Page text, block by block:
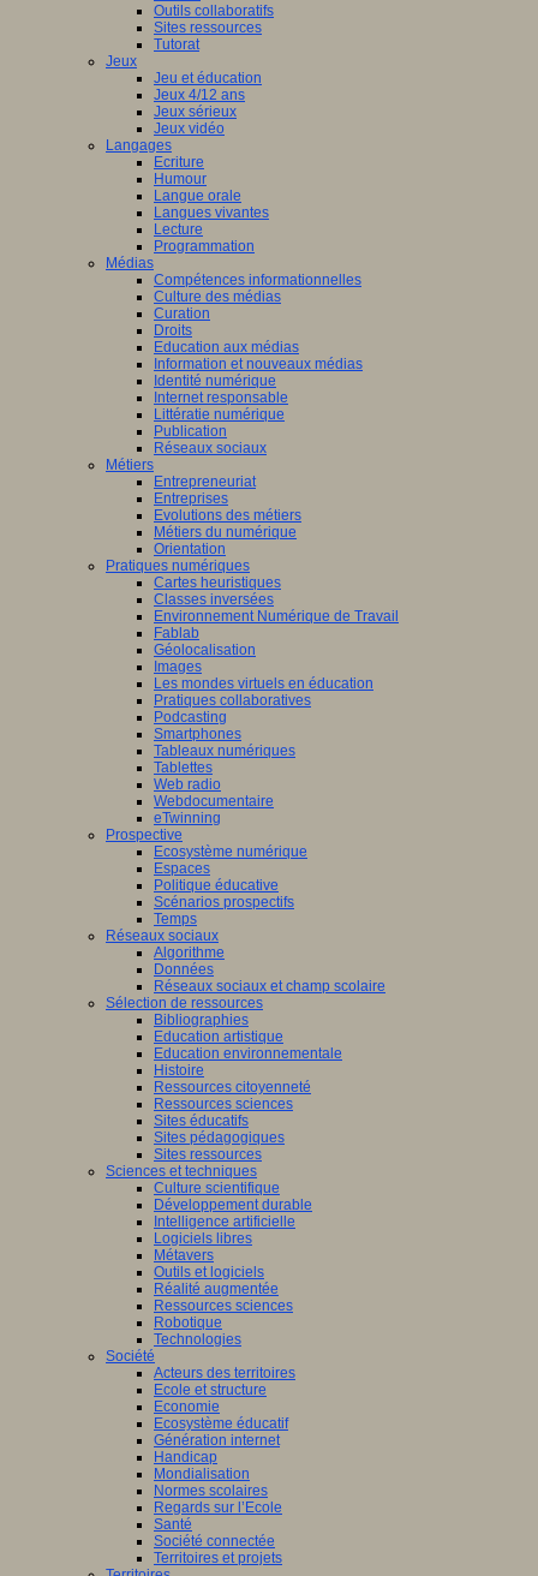
Outils collaboratifs
Sites ressources
Tutorat
Jeux
Jeu et éducation
Jeux 4/12 ans
Jeux sérieux
Jeux vidéo
Langages
Ecriture
Humour
Langue orale
Langues vivantes
Lecture
Programmation
Médias
Compétences informationnelles
Culture des médias
Curation
Droits
Education aux médias
Information et nouveaux médias
Identité numérique
Internet responsable
Littératie numérique
Publication
Réseaux sociaux
Métiers
Entrepreneuriat
Entreprises
Evolutions des métiers
Métiers du numérique
Orientation
Pratiques numériques
Cartes heuristiques
Classes inversées
Environnement Numérique de Travail
Fablab
Géolocalisation
Images
Les mondes virtuels en éducation
Pratiques collaboratives
Podcasting
Smartphones
Tableaux numériques
Tablettes
Web radio
Webdocumentaire
eTwinning
Prospective
Ecosystème numérique
Espaces
Politique éducative
Scénarios prospectifs
Temps
Réseaux sociaux
Algorithme
Données
Réseaux sociaux et champ scolaire
Sélection de ressources
Bibliographies
Education artistique
Education environnementale
Histoire
Ressources citoyenneté
Ressources sciences
Sites éducatifs
Sites pédagogiques
Sites ressources
Sciences et techniques
Culture scientifique
Développement durable
Intelligence artificielle
Logiciels libres
Métavers
Outils et logiciels
Réalité augmentée
Ressources sciences
Robotique
Technologies
Société
Acteurs des territoires
Ecole et structure
Economie
Ecosystème éducatif
Génération internet
Handicap
Mondialisation
Normes scolaires
Regards sur l’Ecole
Santé
Société connectée
Territoires et projets